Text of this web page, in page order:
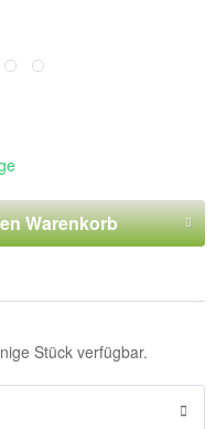
Warenkorb
Stück verfügbar.